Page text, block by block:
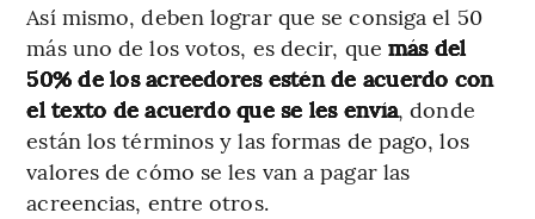
Así mismo, deben lograr que se consiga el 50
más uno de los votos, es decir, que más del
50% de los acreedores estén de acuerdo con
el texto de acuerdo que se les envía, donde
están los términos y las formas de pago, los
valores de cómo se les van a pagar las
acreencias, entre otros.